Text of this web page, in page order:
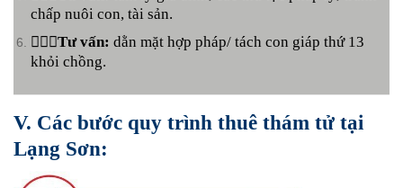
chấp nuôi con, tài sản.
🕵🏻‍♂️Tư vấn: dằn mặt hợp pháp/ tách con giáp thứ 13
khỏi chồng.
V. Các bước quy trình thuê thám tử tại
Lạng Sơn: